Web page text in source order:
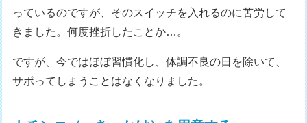
っているのですが、そのスイッチを入れるのに苦労して
きました。何度挫折したことか…。
ですが、今ではほぼ習慣化し、体調不良の日を除いて、
サボってしまうことはなくなりました。